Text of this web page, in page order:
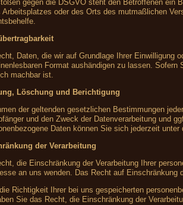
gegen die DSGVO steht den Betroffenen
oder des Orts des mutmaßlichen
Daten, die wir auf Grundlage Ihrer Einwilligung
Format aushändigen zu lassen.
machbar ist.
Löschung und Berichtigung
der geltenden gesetzlichen Bestimmungen
und den Zweck der Datenverarbeitung und
Daten können Sie sich jederzeit
der Verarbeitung
die Einschränkung der Verarbeitung Ihrer
an uns wenden. Das Recht auf Einschränkung
Richtigkeit Ihrer bei uns gespeicherten
Sie das Recht, die Einschränkung der